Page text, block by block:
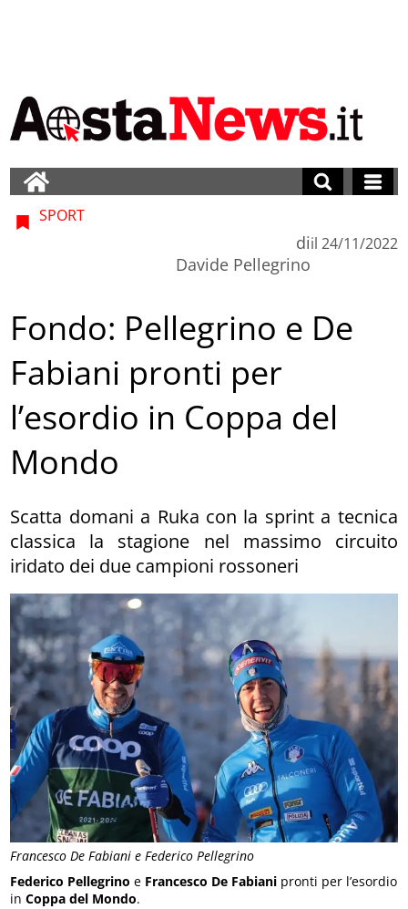
Francesco De Fabiani e Federico Pellegrino
SPORT
di
Davide Pellegrino
il 24/11/2022
Fondo: Pellegrino e De
Fabiani pronti per
l’esordio in Coppa del
Mondo
Scatta domani a Ruka con la sprint a tecnica
classica la stagione nel massimo circuito
iridato dei due campioni rossoneri
Federico Pellegrino e Francesco De Fabiani pronti per l’esordio
inCoppa del Mondo.